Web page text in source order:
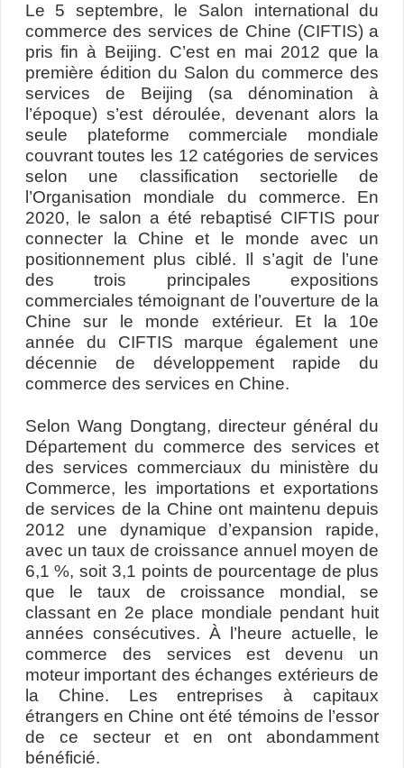
Le 5 septembre, le Salon international du
commerce des services de Chine (CIFTIS) a
pris fin à Beijing. C’est en mai 2012 que la
première édition du Salon du commerce des
services de Beijing (sa dénomination à
l’époque) s’est déroulée, devenant alors la
seule plateforme commerciale mondiale
couvrant toutes les 12 catégories de services
selon une classification sectorielle de
l’Organisation mondiale du commerce. En
2020, le salon a été rebaptisé CIFTIS pour
connecter la Chine et le monde avec un
positionnement plus ciblé. Il s’agit de l’une
des trois principales expositions
commerciales témoignant de l’ouverture de la
Chine sur le monde extérieur. Et la 10e
année du CIFTIS marque également une
décennie de développement rapide du
commerce des services en Chine.
Selon Wang Dongtang, directeur général du
Département du commerce des services et
des services commerciaux du ministère du
Commerce, les importations et exportations
de services de la Chine ont maintenu depuis
2012 une dynamique d’expansion rapide,
avec un taux de croissance annuel moyen de
6,1 %, soit 3,1 points de pourcentage de plus
que le taux de croissance mondial, se
classant en 2e place mondiale pendant huit
années consécutives. À l’heure actuelle, le
commerce des services est devenu un
moteur important des échanges extérieurs de
la Chine. Les entreprises à capitaux
étrangers en Chine ont été témoins de l’essor
de ce secteur et en ont abondamment
bénéficié.